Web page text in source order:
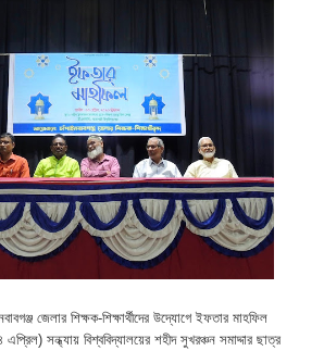
জেলার শিক্ষক-শিক্ষার্থীদের উদ্যোগে ইফতার মাহফিল
সন্ধ্যায় বিশ্ববিদ্যালয়ের শহীদ সুখরঞ্চন সমাদ্দার ছাত্র